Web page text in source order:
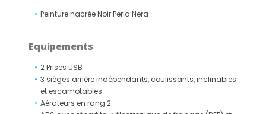
Peinture nacrée Noir Perla Nera
Equipements
2 Prises USB
3 sièges arrière indépendants, coulissants, inclinables
et escamotables
Aérateurs en rang 2